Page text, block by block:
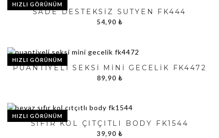
HIZLI GÖRÜNÜM
SADE DESTEKSIZ SÜTYEN FK444
54,90 ₺
HIZLI GÖRÜNÜM
PUANTIYELI SEKSI MINI GECELIK FK4472
89,90 ₺
HIZLI GÖRÜNÜM
SIFIR KOL ÇITÇITLI BODY FK1544
39,90 ₺